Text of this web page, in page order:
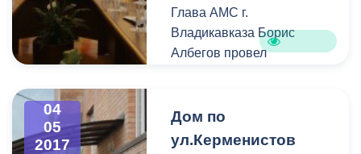
Глава АМС г.
Владикавказа Борис
Албегов провел
энергетики республики
Альбертом Сокуровым,
04
05
2017
Дом по
ул.Керменистов